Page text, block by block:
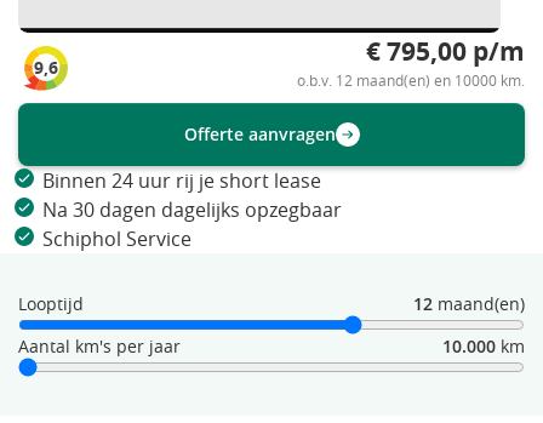
9,6 € 795,00 p/m
o.b.v. 12 maand(en) en 10000 km.
Offerte aanvragen
Binnen 24 uur rij je short lease
Na 30 dagen dagelijks opzegbaar
Schiphol Service
Looptijd 12 maand(en)
Aantal km's per jaar
10.000 km